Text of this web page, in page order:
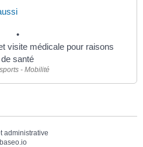
visite médicale pour raisons
de santé
- Mobilité
administrative
baseo.io